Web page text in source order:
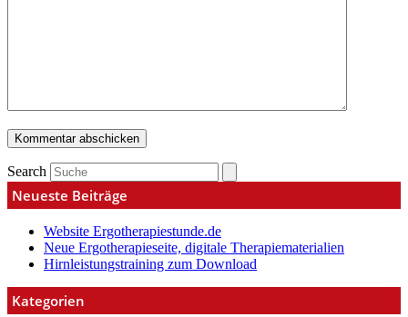
Search
Neueste Beiträge
Website Ergotherapiestunde.de
Neue Ergotherapieseite, digitale Therapiematerialien
Hirnleistungstraining zum Download
Kategorien